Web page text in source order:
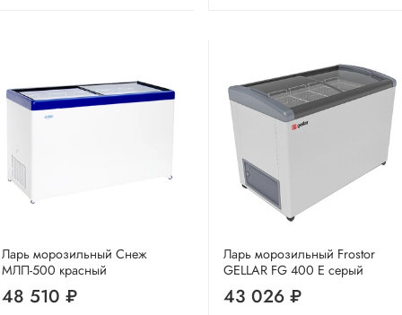
Ларь морозильный Снеж
МЛП-500 красный
48 510 ₽
Ларь морозильный Frostor
GELLAR FG 400 E серый
43 026 ₽